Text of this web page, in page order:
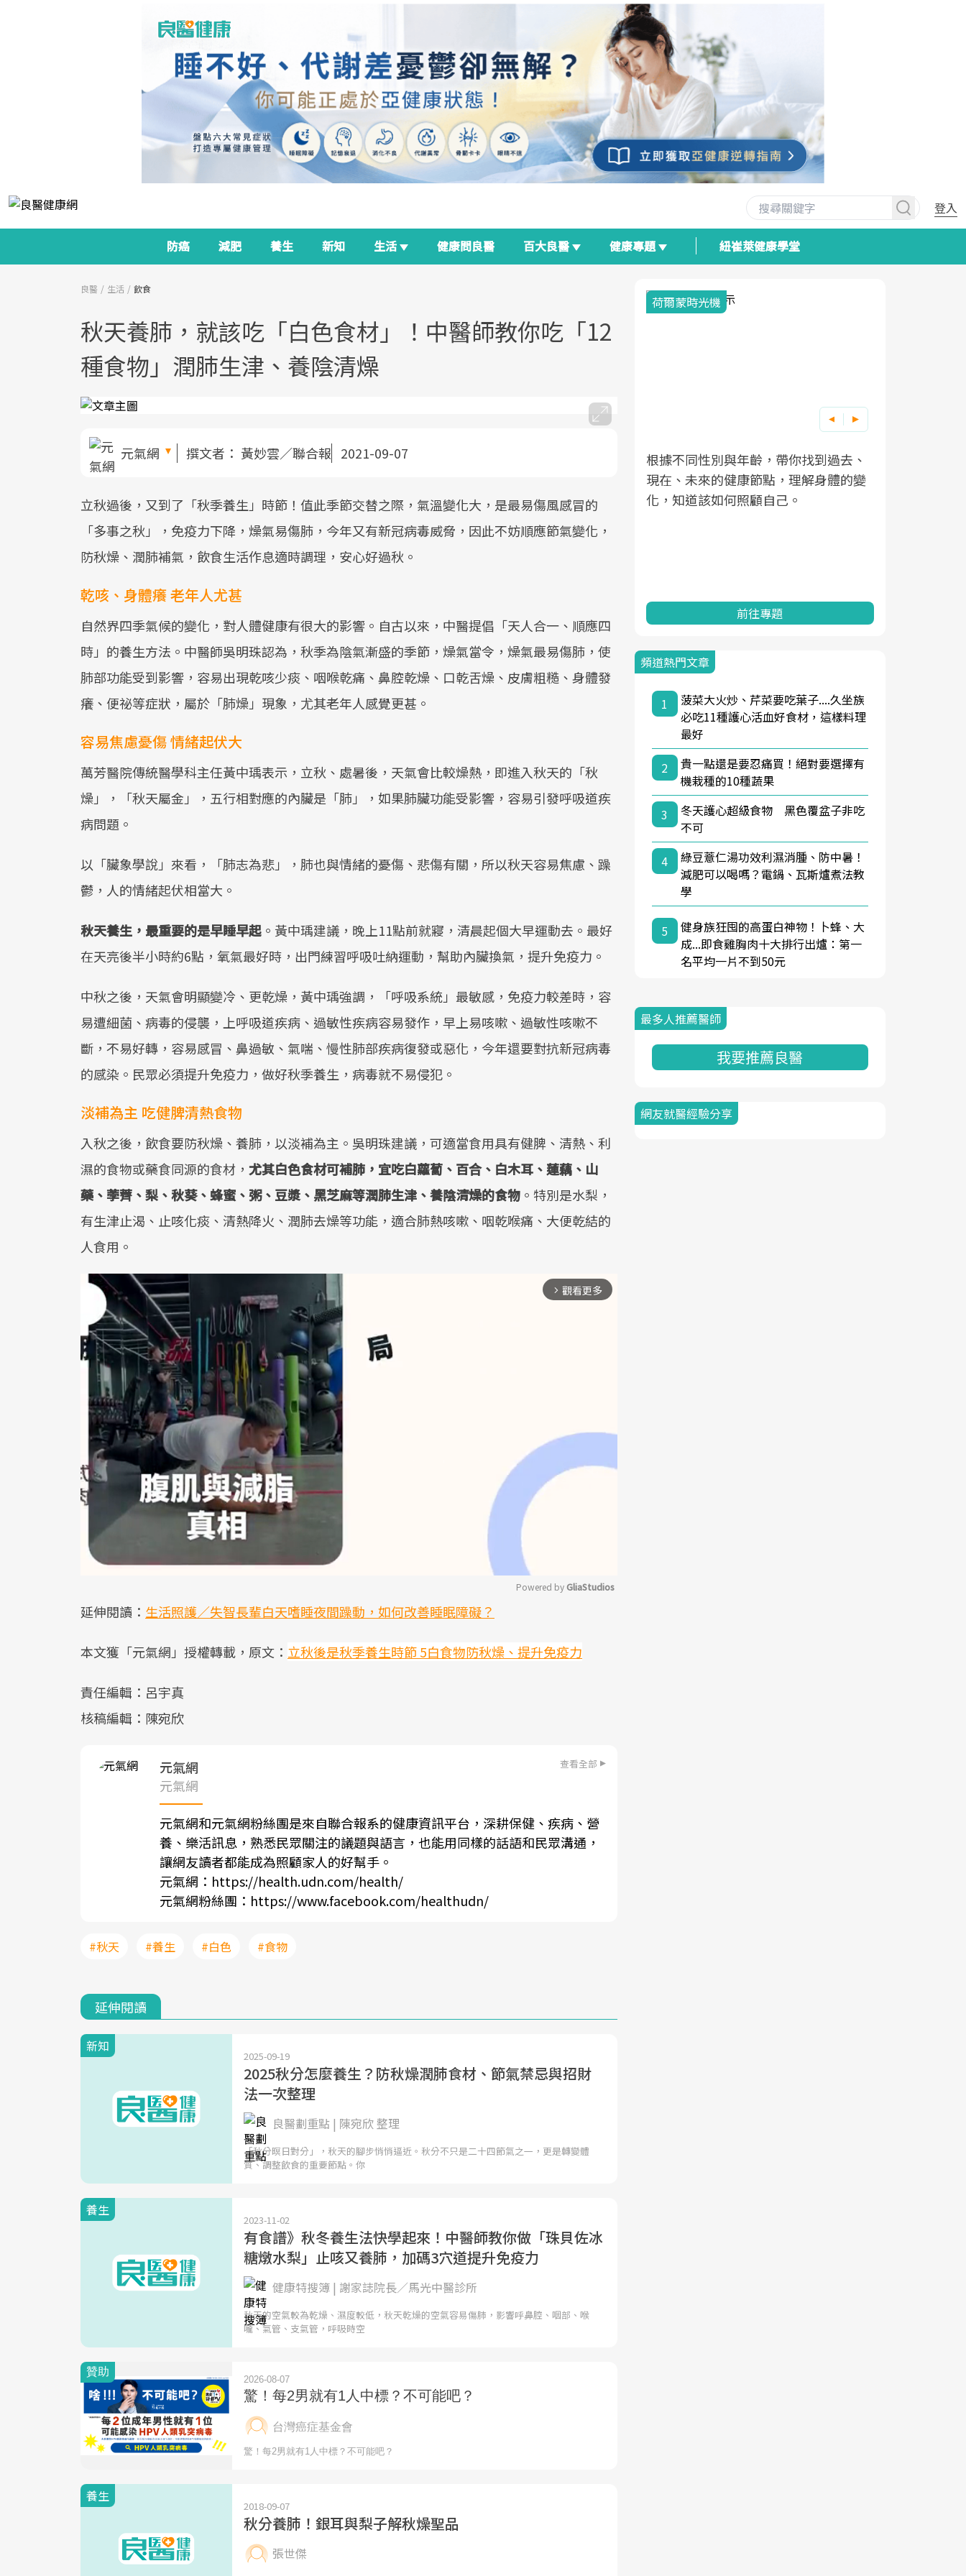
登入
防癌 減肥 養生 新知 生活 健康問良醫 百大良醫 健康專題 紐崔萊健康學堂
良醫 生活 飲食
秋天養肺，就該吃「白色食材」！中醫師教你吃「12
種食物」潤肺生津、養陰清燥
元氣網 撰文者： 黃妙雲／聯合報 2021-09-07
立秋過後，又到了「秋季養生」時節！值此季節交替之際，氣溫變化大，是最易傷風感冒的
「多事之秋」，免疫力下降，燥氣易傷肺，今年又有新冠病毒威脅，因此不妨順應節氣變化，
防秋燥、潤肺補氣，飲食生活作息適時調理，安心好過秋。
乾咳、身體癢 老年人尤甚
自然界四季氣候的變化，對人體健康有很大的影響。自古以來，中醫提倡「天人合一、順應四
時」的養生方法。中醫師吳明珠認為，秋季為陰氣漸盛的季節，燥氣當令，燥氣最易傷肺，使
肺部功能受到影響，容易出現乾咳少痰、咽喉乾痛、鼻腔乾燥、口乾舌燥、皮膚粗糙、身體發
癢、便祕等症狀，屬於「肺燥」現象，尤其老年人感覺更甚。
容易焦慮憂傷 情緒起伏大
萬芳醫院傳統醫學科主任黃中瑀表示，立秋、處暑後，天氣會比較燥熱，即進入秋天的「秋
燥」，「秋天屬金」，五行相對應的內臟是「肺」，如果肺臟功能受影響，容易引發呼吸道疾
病問題。
以「臟象學說」來看，「肺志為悲」，肺也與情緒的憂傷、悲傷有關，所以秋天容易焦慮、躁
鬱，人的情緒起伏相當大。
秋天養生，最重要的是早睡早起 。黃中瑀建議，晚上11點前就寢，清晨起個大早運動去。最好
在天亮後半小時約6點，氧氣最好時，出門練習呼吸吐納運動，幫助內臟換氣，提升免疫力。
中秋之後，天氣會明顯變冷、更乾燥，黃中瑀強調，「呼吸系統」最敏感，免疫力較差時，容
易遭細菌、病毒的侵襲，上呼吸道疾病、過敏性疾病容易發作，早上易咳嗽、過敏性咳嗽不
斷，不易好轉，容易感冒、鼻過敏、氣喘、慢性肺部疾病復發或惡化，今年還要對抗新冠病毒
的感染。民眾必須提升免疫力，做好秋季養生，病毒就不易侵犯。
淡補為主 吃健脾清熱食物
入秋之後，飲食要防秋燥、養肺，以淡補為主。吳明珠建議，可適當食用具有健脾、清熱、利
濕的食物或藥食同源的食材， 尤其白色食材可補肺，宜吃白蘿蔔、百合、白木耳、蓮藕、山
藥、荸薺、梨、秋葵、蜂蜜、粥、豆漿、黑芝麻等潤肺生津、養陰清燥的食物 。特別是水梨，
有生津止渴、止咳化痰、清熱降火、潤肺去燥等功能，適合肺熱咳嗽、咽乾喉痛、大便乾結的
人食用。
arrow_forward_ios 觀看更多
Powered by GliaStudios
延伸閱讀： 生活照護／失智長輩白天嗜睡夜間躁動，如何改善睡眠障礙？
本文獲「元氣網」授權轉載，原文： 立秋後是秋季養生時節 5白食物防秋燥、提升免疫力
責任編輯：呂宇真
核稿編輯：陳宛欣
元氣網 查看全部
元氣網
元氣網和元氣網粉絲團是來自聯合報系的健康資訊平台，深耕保健、疾病、營
養、樂活訊息，熟悉民眾關注的議題與語言，也能用同樣的話語和民眾溝通，
讓網友讀者都能成為照顧家人的好幫手。
元氣網： https://health.udn.com/health/
元氣網粉絲團： https://www.facebook.com/healthudn/
#秋天 #養生 #白色 #食物
延伸閱讀
新知
2025-09-19
2025秋分怎麼養生？防秋燥潤肺食材、節氣禁忌與招財
法一次整理
良醫劃重點 | 陳宛欣 整理
「秋分暝日對分」，秋天的腳步悄悄逼近。秋分不只是二十四節氣之一，更是轉變體
質、調整飲食的重要節點。你
養生
2023-11-02
有食譜》秋冬養生法快學起來！中醫師教你做「珠貝佐冰
糖燉水梨」止咳又養肺，加碼3穴道提升免疫力
健康特搜簿 | 謝家誌院長／馬光中醫診所
秋天的空氣較為乾燥、濕度較低，秋天乾燥的空氣容易傷肺，影響呼鼻腔、咽部、喉
嚨、氣管、支氣管，呼吸時空
養生
2018-09-07
秋分養肺！銀耳與梨子解秋燥聖品
張世傑
面對超高齡社會的浪潮，台灣正在快速
政策如「健康台灣推動委員會」與「長
關注的核心議題。然而，健檢不只是醫
療院所的服務，更是民眾了解自身健康
2025年，就到良醫生活祭體驗「一站式
全面啟動你的健康革命！
良醫健康網從「換季的身體變化」出
建立對亞健康的認知，進而引導實際的
荷爾蒙時光機
根據不同性別與年齡，帶你找到過去、
現在、未來的健康節點，理解身體的變
化，知道該如何照顧自己。
前往專題
頻道熱門文章
1
菠菜大火炒、芹菜要吃葉子....久坐族
必吃11種護心活血好食材，這樣料理
最好
2
貴一點還是要忍痛買！絕對要選擇有
機栽種的10種蔬果
3
冬天護心超級食物 黑色覆盆子非吃
不可
4
綠豆薏仁湯功效利濕消腫、防中暑！
減肥可以喝嗎？電鍋、瓦斯爐煮法教
學
5
健身族狂囤的高蛋白神物！卜蜂、大
成...即食雞胸肉十大排行出爐：第一
名平均一片不到50元
最多人推薦醫師
我要推薦良醫
網友就醫經驗分享